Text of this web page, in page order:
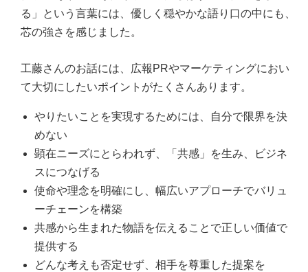
る」という言葉には、優しく穏やかな語り口の中にも、
芯の強さを感じました。
工藤さんのお話には、広報PRやマーケティングにおい
て大切にしたいポイントがたくさんあります。
やりたいことを実現するためには、自分で限界を決
めない
顕在ニーズにとらわれず、「共感」を生み、ビジネ
スにつなげる
使命や理念を明確にし、幅広いアプローチでバリュ
ーチェーンを構築
共感から生まれた物語を伝えることで正しい価値で
提供する
どんな考えも否定せず、相手を尊重した提案を